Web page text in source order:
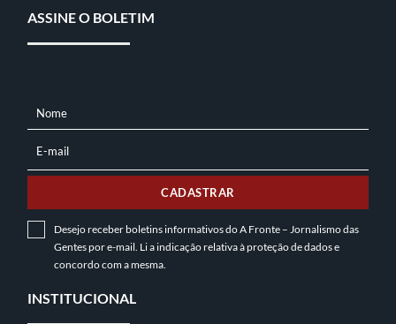
ASSINE O BOLETIM
NOME
Nome
MAIL
E-mail
CADASTRAR
Desejo receber boletins informativos do A Fronte – Jornalismo das
Gentes por e-mail. Li a indicação relativa àproteção de dadose
concordo com a mesma.
INSTITUCIONAL